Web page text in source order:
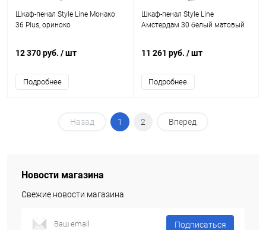
Шкаф-пенал Style Line Монако
36 Plus, ориноко
12 370 руб. / шт
Подробнее
Шкаф-пенал Style Line
Амстердам 30 белый матовый
11 261 руб. / шт
Подробнее
Назад 1 2 Вперед
Новости магазина
Свежие новости магазина
Подписаться